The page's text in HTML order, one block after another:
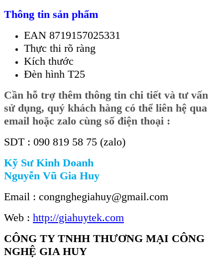
Thông tin sản phẩm
EAN 8719157025331
Thực thi rõ ràng
Kích thước
Đèn hình T25
Cần hỗ trợ thêm thông tin chi tiết và tư vấn
sử dụng, quý khách hàng có thể liên hệ qua
email hoặc zalo cùng số điện thoại :
SDT : 090 819 58 75 (zalo)
Kỹ Sư Kinh Doanh
Nguyễn Vũ Gia Huy
Email : congnghegiahuy@gmail.com
Web : http://giahuytek.com
CÔNG TY TNHH THƯƠNG MẠI CÔNG
NGHỆ GIA HUY